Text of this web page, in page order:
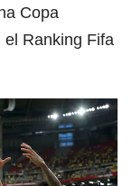
Copa
Ranking Fifa